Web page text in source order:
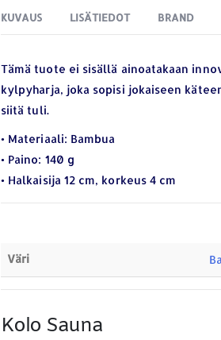
KUVAUS LISÄTIEDOT BRAND
Tämä tuote ei sisällä ainoatakaan
kylpyharja, joka sopisi jokaiseen
siitä tuli.
• Materiaali: Bambua
• Paino: 140 g
• Halkaisija 12 cm, korkeus 4 cm
Väri
Kolo Sauna